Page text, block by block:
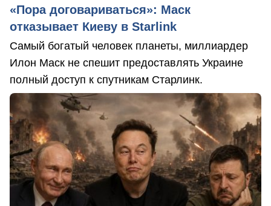
«Пора договариваться»: Маск
отказывает Киеву в Starlink
Самый богатый человек планеты, миллиардер
Илон Маск не спешит предоставлять Украине
полный доступ к спутникам Старлинк.